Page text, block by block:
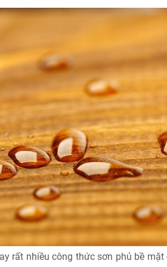
rất nhiều công thức sơn phủ bề